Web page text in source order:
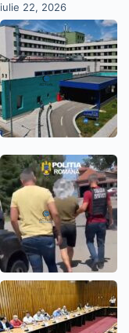
iulie 22, 2026